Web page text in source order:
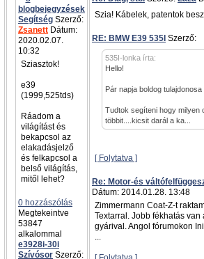
blogbejegyzések
Segítség Szerző:
Zsanett Dátum:
2020.02.07.
10:32
Sziasztok!
e39
(1999,525tds)
Ráadom a
világítást és
bekapcsol az
elakadásjelző
és felkapcsol a
belső világítás,
mitől lehet?
0 hozzászólás
Megtekeintve
53847
alkalommal
e3928i-30i
Szívósor Szerző:
Szia! Kábelek, patentok
RE: BMW E39 535I Szerző:
535I-lonka írta:
Hello!
Pár napja boldog
Tudtok segíteni hogy milyen
többit....kicsit darál a ka...
[ Folytatva ]
Re: Motor-és
Dátum: 2014.01.28. 13:48
Zimmermann Coat-Z-t
Textarral. Jobb fékhatás
gyárival. Angol fórumokon
...